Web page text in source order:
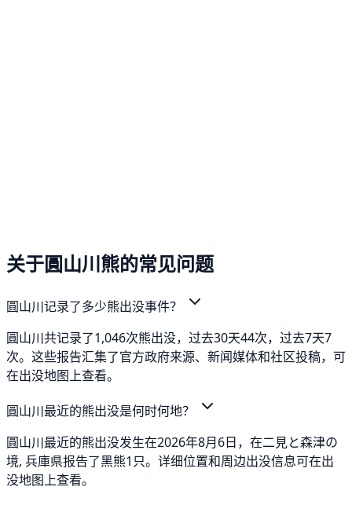
关于圓山川熊的常见问题
圓山川记录了多少熊出没事件？
圓山川共记录了1,046次熊出没，过去30天44次，过去7天7
次。这些报告汇集了官方政府来源、新闻媒体和社区投稿，可
在出没地图上查看。
圓山川最近的熊出没是何时何地？
圓山川最近的熊出没发生在2026年8月6日，在二見と森津の
境, 兵庫県报告了黑熊1只。详细位置和周边出没信息可在出
没地图上查看。